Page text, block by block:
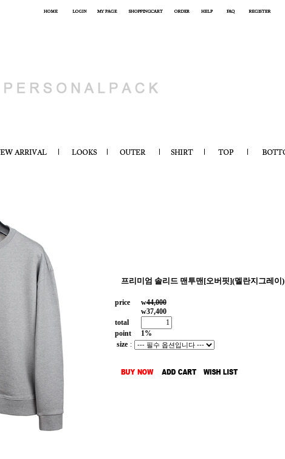
프리미엄 솔리드 맨투맨[오버핏](멜란지그레이)
price w44,000
w37,400
total
point
1%
size :